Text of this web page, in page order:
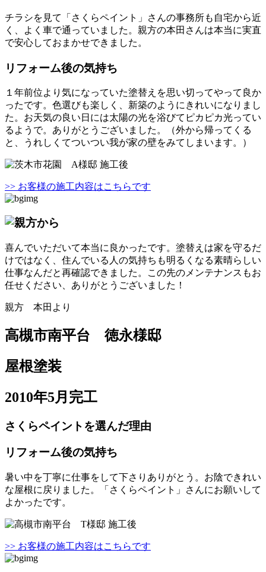
チラシを見て「さくらペイント」さんの事務所も自宅から近
く、よく車で通っていました。親方の本田さんは本当に実直
で安心しておまかせできました。
リフォーム後の気持ち
１年前位より気になっていた塗替えを思い切ってやって良か
ったです。色選びも楽しく、新築のようにきれいになりまし
た。お天気の良い日には太陽の光を浴びてピカピカ光ってい
るようで。ありがとうございました。（外から帰ってくる
と、うれしくてついつい我が家の壁をみてしまいます。）
>> お客様の施工内容はこちらです
喜んでいただいて本当に良かったです。塗替えは家を守るだ
けではなく、住んでいる人の気持ちも明るくなる素晴らしい
仕事なんだと再確認できました。この先のメンテナンスもお
任せください、ありがとうございました！
親方 本田より
高槻市南平台 徳永様邸
屋根塗装
2010年5月完工
さくらペイントを選んだ理由
リフォーム後の気持ち
暑い中を丁寧に仕事をして下さりありがとう。お陰できれい
な屋根に戻りました。「さくらペイント」さんにお願いして
よかったです。
>> お客様の施工内容はこちらです